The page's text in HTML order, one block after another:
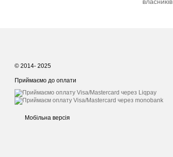
власників
© 2014- 2025
Приймаємо до оплати
Мобільна версія